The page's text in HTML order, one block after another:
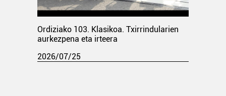
Ordiziako 103. Klasikoa. Txirrindularien
aurkezpena eta irteera
2026/07/25